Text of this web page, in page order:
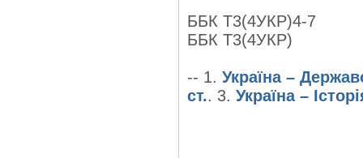
ББК Т3(4УКР)4-7
ББК Т3(4УКР)
-- 1. Україна –
ст.. 3. Україна –